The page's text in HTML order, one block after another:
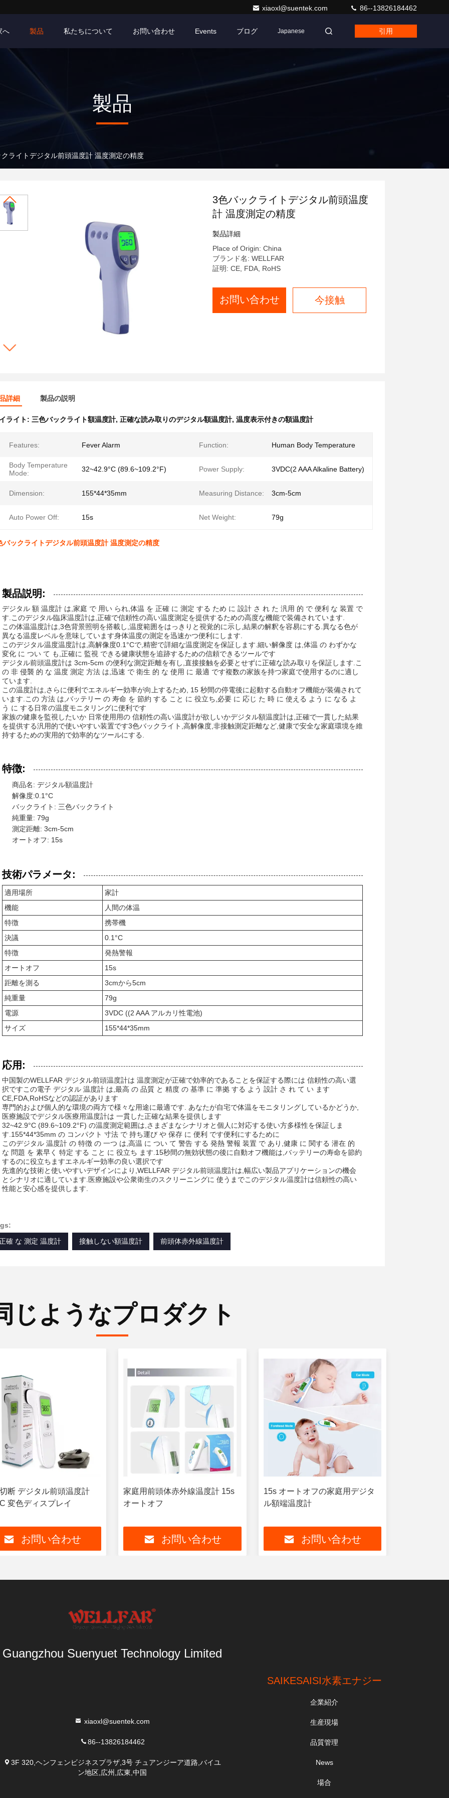
xiaoxl@suentek.com 86--13826184462
へ 製品 私たちについて お問い合わせ Events ブログ Japanese 引用
製品
ライトデジタル前頭温度計 温度測定の精度
3色バックライトデジタル前頭温度
計 温度測定の精度
製品詳細
Place of Origin: China
ブランド名: WELLFAR
証明: CE, FDA, RoHS
お問い合わせ 今接触
詳細 製品の説明
ライト: 三色バックライト額温度計, 正確な読み取りのデジタル額温度計, 温度表示付きの額温度計
Features: Fever Alarm Function: Human Body Temperature
Body Temperature
Mode:
32~42.9°C (89.6~109.2°F) Power Supply: 3VDC(2 AAA Alkaline Battery)
Dimension: 155*44*35mm Measuring Distance: 3cm-5cm
Auto Power Off: 15s Net Weight: 79g
バックライトデジタル前頭温度計 温度測定の精度
製品説明:
デジタル 額 温度計 は,家庭 で 用い られ,体温 を 正確 に 測定 する ため に 設計 さ れ た 汎用 的 で 便利 な 装置 で
す.このデジタル臨床温度計は,正確で信頼性の高い温度測定を提供するための高度な機能で装備されています.
この体温温度計は,3色背景照明を搭載し,温度範囲をはっきりと視覚的に示し,結果の解釈を容易にする.異なる色が
異なる温度レベルを意味しています身体温度の測定を迅速かつ便利にします.
このデジタル温度温度計は,高解像度0.1°Cで,精密で詳細な温度測定を保証します.細い解像度 は,体温 の わずかな
変化 に つい て も,正確に 監視 できる健康状態を追跡するための信頼できるツールです
デジタル前頭温度計は 3cm-5cm の便利な測定距離を有し,直接接触を必要とせずに正確な読み取りを保証します.こ
の 非 侵襲 的 な 温度 測定 方法 は,迅速 で 衛生 的 な 使用 に 最適 です複数の家族を持つ家庭で使用するのに適し
ています.
この温度計は,さらに便利でエネルギー効率が向上するため, 15 秒間の停電後に起動する自動オフ機能が装備されて
います.この 方法 は,バッテリー の 寿命 を 節約 する こと に 役立ち,必要 に 応じ た 時 に 使える よう に なる よ
う に する日常の温度モニタリングに便利です
家族の健康を監視したいか 日常使用用の 信頼性の高い温度計が欲しいかデジタル額温度計は,正確で一貫した結果
を提供する汎用的で使いやすい装置です3色バックライト,高解像度,非接触測定距離など,健康で安全な家庭環境を維
持するための実用的で効率的なツールにする.
特徴:
商品名: デジタル額温度計
解像度:0.1°C
バックライト: 三色バックライト
純重量: 79g
測定距離: 3cm-5cm
オートオフ: 15s
技術パラメータ:
適用場所
家計
機能
人間の体温
特徴
携帯機
決議
0.1°C
特徴
発熱警報
オートオフ
15s
距離を測る
3cmから5cm
純重量
79g
電源
3VDC ((2 AAA アルカリ性電池)
サイズ
155*44*35mm
応用:
中国製のWELLFAR デジタル前頭温度計は 温度測定が正確で効率的であることを保証する際には 信頼性の高い選
択ですこの電子 デジタル 温度計 は,最高 の 品質 と 精度 の 基準 に 準拠 する よう 設計 さ れ て い ます
CE,FDA,RoHSなどの認証があります
専門的および個人的な環境の両方で様々な用途に最適です. あなたが自宅で体温をモニタリングしているかどうか,
医療施設でデジタル医療用温度計は 一貫した正確な結果を提供します
32~42.9°C (89.6~109.2°F) の温度測定範囲は,さまざまなシナリオと個人に対応する使い方多様性を保証しま
す.155*44*35mm の コンパクト 寸法 で 持ち運び や 保存 に 便利 です便利にするために
このデジタル 温度計 の 特徴 の 一つ は,高温 に つい て 警告 する 発熱 警報 装置 で あり,健康 に 関する 潜在 的
な 問題 を 素早く 特定 する こと に 役立ち ます.15秒間の無効状態の後に自動オフ機能は,バッテリーの寿命を節約
するのに役立ちますエネルギー効率の良い選択です
先進的な技術と使いやすいデザインにより,WELLFAR デジタル前頭温度計は,幅広い製品アプリケーションの機会
とシナリオに適しています.医療施設や公衆衛生のスクリーニングに 使うまでこのデジタル温度計は信頼性の高い
性能と安心感を提供します.
確 な 測定 温度計
接触しない額温度計 前頭体赤外線温度計
じようなプロダクト
断 デジタル前頭温度計
変色ディスプレイ
お問い合わせ
家庭用前頭体赤外線温度計 15s
オートオフ
お問い合わせ
15s オートオフの家庭用デジタ
ル額端温度計
お問い合わせ
Guangzhou Suenyuet Technology Limited
xiaoxl@suentek.com
86--13826184462
3F 320,ヘンフェンビジネスプラザ,3号 チュアンジーア道路,バイユ
ン地区,広州,広東,中国
SAIKESAISI水素エナジー
企業紹介
生産現場
品質管理
News
場合